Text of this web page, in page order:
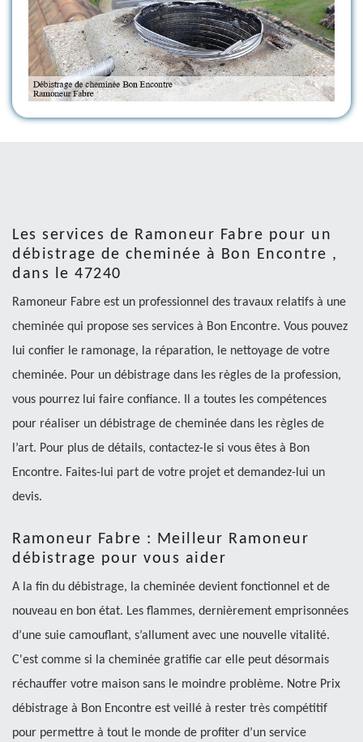
Les services de Ramoneur Fabre pour un
débistrage de cheminée à Bon Encontre ,
dans le 47240
Ramoneur Fabre est un professionnel des travaux relatifs à une
cheminée qui propose ses services à Bon Encontre. Vous pouvez
lui confier le ramonage, la réparation, le nettoyage de votre
cheminée. Pour un débistrage dans les règles de la profession,
vous pourrez lui faire confiance. Il a toutes les compétences
pour réaliser un débistrage de cheminée dans les règles de
l’art. Pour plus de détails, contactez-le si vous êtes à Bon
Encontre. Faites-lui part de votre projet et demandez-lui un
devis.
Ramoneur Fabre : Meilleur Ramoneur
débistrage pour vous aider
A la fin du débistrage, la cheminée devient fonctionnel et de
nouveau en bon état. Les flammes, dernièrement emprisonnées
d’une suie camouflant, s’allument avec une nouvelle vitalité.
C'est comme si la cheminée gratifie car elle peut désormais
réchauffer votre maison sans le moindre problème. Notre Prix
débistrage à Bon Encontre est veillé à rester très compétitif
pour permettre à tout le monde de profiter d’un service